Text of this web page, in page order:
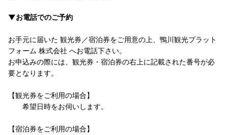
▼お電話でのご予約
お手元に届いた 観光券／宿泊券をご用意の上、鴨川観光プラット
フォーム 株式会社 へお電話下さい。
お申込みの際には、観光券・宿泊券の右上に記載された番号が必
要となります。
【観光券をご利用の場合】
希望日時をお伺いします。
【宿泊券をご利用の場合】